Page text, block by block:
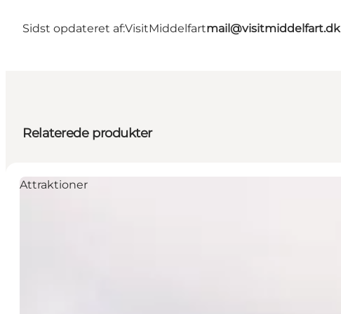
Sidst opdateret af:VisitMiddelfartmail@visitmiddelfart.dk
Relaterede produkter
Attraktioner